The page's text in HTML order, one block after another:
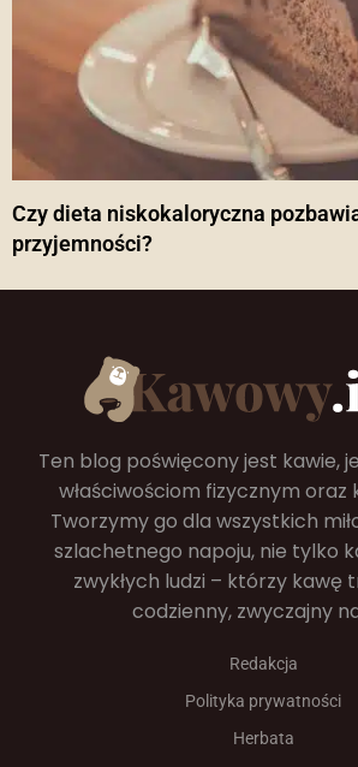
Czy dieta niskokaloryczna
przyjemności?
Ten blog poświęcony jest kawie,
właściwościom fizycznym oraz
Tworzymy go dla wszystkich
szlachetnego napoju, nie tylko
zwykłych ludzi – którzy kawę
codzienny, zwyczajny
Redakcja
Polityka prywatności
Herbata